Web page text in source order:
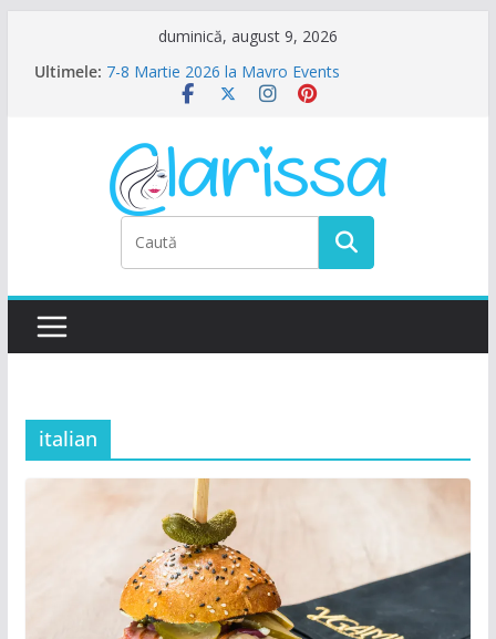
duminică, august 9, 2026
Ultimele: 7-8 Martie 2026 la Mavro Events
Ziua Femeii la Amalfi Alegria
Ziua Femeii se sarbatoreste La Teatru. La
Calinescu!
Petrecere de Ziua Femeii la La Nasu
italian